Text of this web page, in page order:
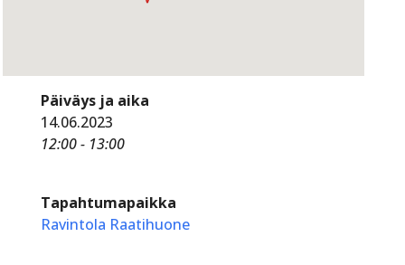
Päiväys ja aika
14.06.2023
12:00 - 13:00
Tapahtumapaikka
Ravintola Raatihuone